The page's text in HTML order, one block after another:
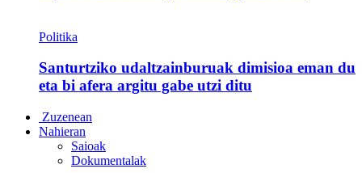
Politika
Santurtziko udaltzainburuak dimisioa eman du
eta bi afera argitu gabe utzi ditu
Zuzenean
Nahieran
Saioak
Dokumentalak